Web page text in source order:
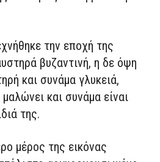
την εποχή της
βυζαντινή, η δε όψη
και συνάμα γλυκειά,
και συνάμα είναι
της.
μέρος της εικόνας